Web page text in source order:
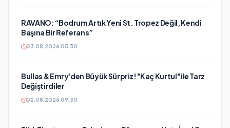
RAVANO: “Bodrum Artık Yeni St. Tropez Değil, Kendi
Başına Bir Referans”
03.08.2026 05:30
Bullas & Emry'den Büyük Sürpriz! "Kaç Kurtul" ile Tarz
Değiştirdiler
02.08.2026 09:30